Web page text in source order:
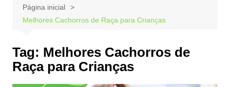
Página inicial
Melhores Cachorros de Raça para Crianças
Tag: Melhores Cachorros de
Raça para Crianças